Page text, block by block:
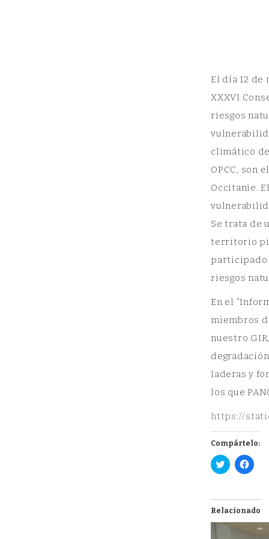
El día 12 de
XXXVI
riesgos
climático
OPCC, son
Occitanie.
Se trata de
territorio
participado
riesgos
En el
miembros
nuestro
laderas y
los que
https://
Compártelo:
Haz
clic
Twitter
(Se
en
Haz
clic
(Se
en
una
Relacionado